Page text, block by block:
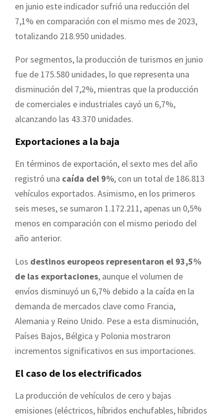
en junio este indicador sufrió una reducción del
7,1% en comparación con el mismo mes de 2023,
totalizando 218.950 unidades.
Por segmentos, la producción de turismos en junio
fue de 175.580 unidades, lo que representa una
disminución del 7,2%, mientras que la producción
de comerciales e industriales cayó un 6,7%,
alcanzando las 43.370 unidades.
Exportaciones a la baja
En términos de exportación, el sexto mes del año
registró una caída del 9%, con un total de 186.813
vehículos exportados. Asimismo, en los primeros
seis meses, se sumaron 1.172.211, apenas un 0,5%
menos en comparación con el mismo periodo del
año anterior.
Los destinos europeos representaron el 93,5%
de las exportaciones, aunque el volumen de
envíos disminuyó un 6,7% debido a la caída en la
demanda de mercados clave como Francia,
Alemania y Reino Unido. Pese a esta disminución,
Países Bajos, Bélgica y Polonia mostraron
incrementos significativos en sus importaciones.
El caso de los electrificados
La producción de vehículos de cero y bajas
emisiones (eléctricos, híbridos enchufables, híbridos